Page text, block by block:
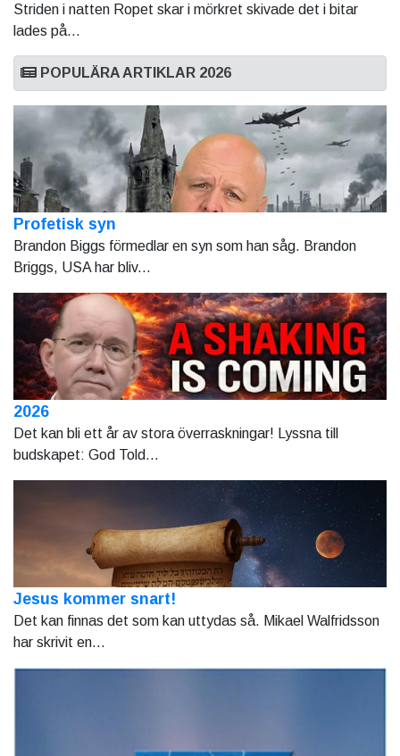
Striden i natten Ropet skar i mörkret skivade det i bitar
lades på...
POPULÄRA ARTIKLAR 2026
Profetisk syn
Brandon Biggs förmedlar en syn som han såg. Brandon
Briggs, USA har bliv...
2026
Det kan bli ett år av stora överraskningar! Lyssna till
budskapet: God Told...
Jesus kommer snart!
Det kan finnas det som kan uttydas så. Mikael Walfridsson
har skrivit en...